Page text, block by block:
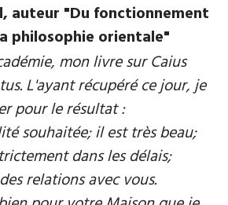
auteur ​"Du fonctionnement
philosophie orientale"
mon livre sur Caius
L'ayant récupéré ce jour, je
pour le résultat :
souhaitée; il est très beau;
dans les délais;
relations avec vous.